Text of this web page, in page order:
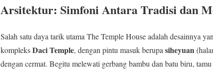
Arsitektur: Simfoni Antara Tradisi dan
Salah satu daya tarik utama The Temple House adalah desainnya
kompleksDaci Temple, dengan pintu masuk berupa siheyuan
dengan cermat. Begitu melewati gerbang bambu dan batu biru,